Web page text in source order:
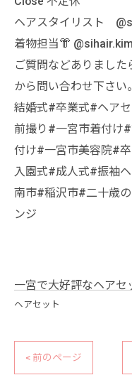
ヘアスタイリスト
着物担当👘
ご質問などありまし
から問い合わせ下さ
結婚式#卒業式#ヘア
前撮り#一宮市着付け
付け#一宮市美容院#
入園式#成人式#振袖
南市#稲沢市#二十歳
ンジ
一宮で大好評なヘアセ
ヘアセット
< 前のページ